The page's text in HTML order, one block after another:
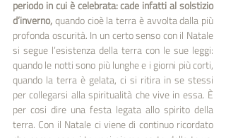
periodo in cui è celebrata: cade infatti al solstizio
d’inverno, quando cioè la terra è avvolta dalla più
profonda oscurità. In un certo senso con il Natale
si segue l’esistenza della terra con le sue leggi:
quando le notti sono più lunghe e i giorni più corti,
quando la terra è gelata, ci si ritira in se stessi
per collegarsi alla spiritualità che vive in essa. È
per cosi dire una festa legata allo spirito della
terra. Con il Natale ci viene di continuo ricordato